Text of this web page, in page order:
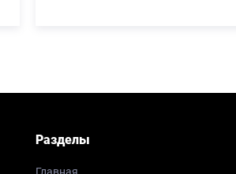
Разделы